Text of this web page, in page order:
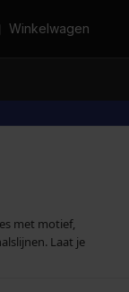
Winkelwagen
met motief,
Laat je